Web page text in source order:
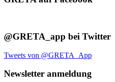
@GRETA_app bei Twitter
Tweets von @GRETA_App
Newsletter anmeldung